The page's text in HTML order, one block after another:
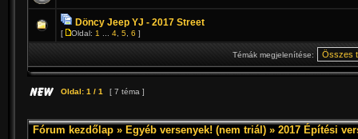
Döncy Jeep YJ - 2017 Street
[ Oldal: 1 4 5 6 ]
Témák megjelenítése:
Oldal: 1 / 1 [ 7 téma ]
Fórum kezdőlap » Egyéb versenyek! (nem triál) » 2017 Építési